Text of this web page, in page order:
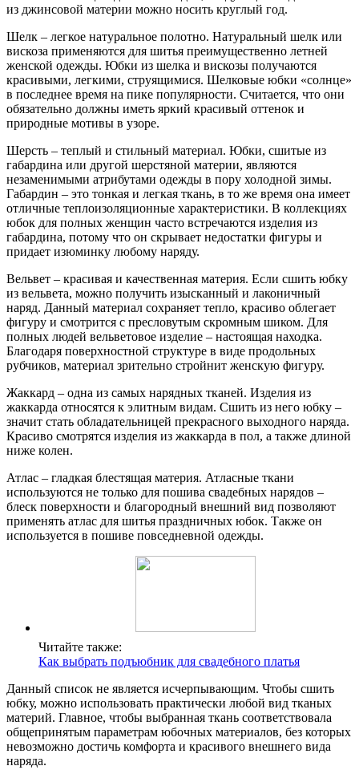
из джинсовой материи можно носить круглый год.
Шелк – легкое натуральное полотно. Натуральный шелк или
вискоза применяются для шитья преимущественно летней
женской одежды. Юбки из шелка и вискозы получаются
красивыми, легкими, струящимися. Шелковые юбки «солнце»
в последнее время на пике популярности. Считается, что они
обязательно должны иметь яркий красивый оттенок и
природные мотивы в узоре.
Шерсть – теплый и стильный материал. Юбки, сшитые из
габардина или другой шерстяной материи, являются
незаменимыми атрибутами одежды в пору холодной зимы.
Габардин – это тонкая и легкая ткань, в то же время она имеет
отличные теплоизоляционные характеристики. В коллекциях
юбок для полных женщин часто встречаются изделия из
габардина, потому что он скрывает недостатки фигуры и
придает изюминку любому наряду.
Вельвет – красивая и качественная материя. Если сшить юбку
из вельвета, можно получить изысканный и лаконичный
наряд. Данный материал сохраняет тепло, красиво облегает
фигуру и смотрится с пресловутым скромным шиком. Для
полных людей вельветовое изделие – настоящая находка.
Благодаря поверхностной структуре в виде продольных
рубчиков, материал зрительно стройнит женскую фигуру.
Жаккард – одна из самых нарядных тканей. Изделия из
жаккарда относятся к элитным видам. Сшить из него юбку –
значит стать обладательницей прекрасного выходного наряда.
Красиво смотрятся изделия из жаккарда в пол, а также длиной
ниже колен.
Атлас – гладкая блестящая материя. Атласные ткани
используются не только для пошива свадебных нарядов –
блеск поверхности и благородный внешний вид позволяют
применять атлас для шитья праздничных юбок. Также он
используется в пошиве повседневной одежды.
Читайте также:
Как выбрать подъюбник для свадебного платья
Данный список не является исчерпывающим. Чтобы сшить
юбку, можно использовать практически любой вид тканых
материй. Главное, чтобы выбранная ткань соответствовала
общепринятым параметрам юбочных материалов, без которых
невозможно достичь комфорта и красивого внешнего вида
наряда.